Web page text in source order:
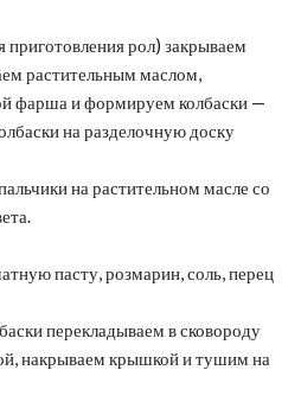
рол) закрываем
растительным маслом,
фарша и формируем колбаски —
на разделочную доску
на растительном масле со
пасту, розмарин, соль, перец
перекладываем в сковороду
накрываем крышкой и тушим на